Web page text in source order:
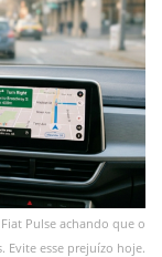
Pulse achando que o
Evite esse prejuízo hoje.